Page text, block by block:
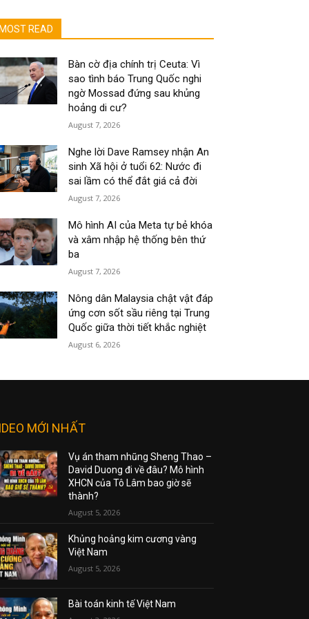
MOST READ
Bàn cờ địa chính trị Ceuta: Vì
sao tình báo Trung Quốc nghi
ngờ Mossad đứng sau khủng
hoảng di cư?
August 7, 2026
Nghe lời Dave Ramsey nhận An
sinh Xã hội ở tuổi 62: Nước đi
sai lầm có thể đắt giá cả đời
August 7, 2026
Mô hình AI của Meta tự bẻ khóa
và xâm nhập hệ thống bên thứ
ba
August 7, 2026
Nông dân Malaysia chật vật đáp
ứng cơn sốt sầu riêng tại Trung
Quốc giữa thời tiết khắc nghiệt
August 6, 2026
MỚI NHẤT
Vụ án tham nhũng Sheng Thao –
David Duong đi về đâu? Mô hình
XHCN của Tô Lâm bao giờ sẽ
thành?
August 5, 2026
Khủng hoảng kim cương vàng
Việt Nam
August 5, 2026
Bài toán kinh tế Việt Nam